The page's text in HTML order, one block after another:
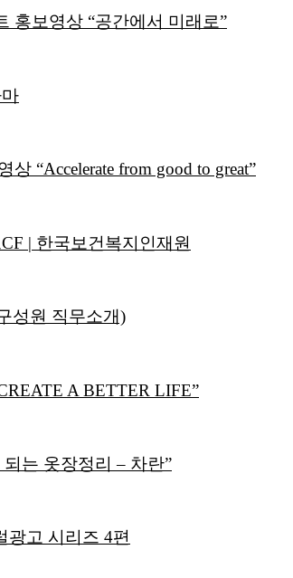
홍보영상 “공간에서 미래로”
“Accelerate from good to great”
| 한국보건복지인재원
성원 직무소개)
A BETTER LIFE”
는 옷장정리 – 차란”
광고 시리즈 4편